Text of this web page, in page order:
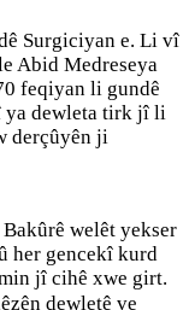
Surgiciyan e. Li vî
Abid Medreseya
feqiyan li gundê
ya dewleta tirk jî li
derçûyên ji
welêt yekser
her gencekî kurd
jî cihê xwe girt.
dewletê ve